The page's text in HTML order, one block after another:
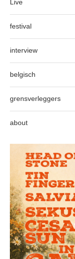
Live
festival
interview
belgisch
grensverleggers
about